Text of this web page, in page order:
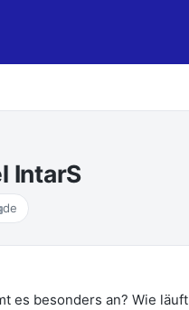
IntarS
de
es besonders an? Wie läuft